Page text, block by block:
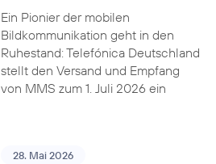
Ein Pionier der mobilen
Bildkommunikation geht in den
Ruhestand: Telefónica Deutschland
stellt den Versand und Empfang
von MMS zum 1. Juli 2026 ein
28. Mai 2026